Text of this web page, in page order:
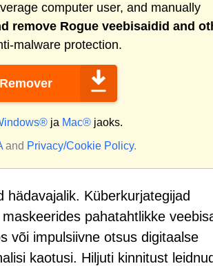
computer user, and manually
remove Rogue veebisaidid and
malware protection.
ja Mac®jaoks.
and Privacy/Cookie Policy.
Küberkurjategijad
pahatahtlikke
või impulsiivne otsus digitaalse
kaotusi. Hiljuti kinnitust leidnud